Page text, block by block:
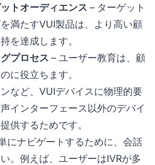
トオーディエンス – ターゲット
満たすVUI製品は、より高い顧
を達成します。
プロセス – ユーザー教育は、顧
に役立ちます。
など、VUIデバイスに物理的要
インターフェース以外のデバイ
供するためです。
にナビゲートするために、会話
。例えば、ユーザーはIVRが多